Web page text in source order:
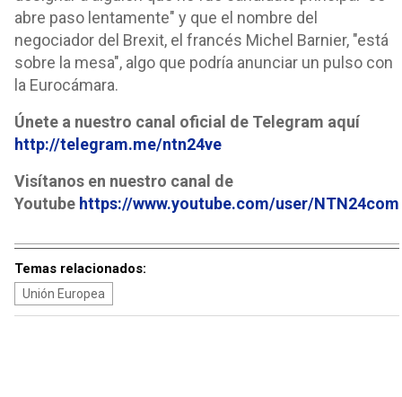
abre paso lentamente" y que el nombre del
negociador del Brexit, el francés Michel Barnier, "está
sobre la mesa", algo que podría anunciar un pulso con
la Eurocámara.
Únete a nuestro canal oficial de Telegram aquí
http://telegram.me/ntn24ve
Visítanos en nuestro canal de
Youtube https://www.youtube.com/user/NTN24com
Temas relacionados:
Unión Europea